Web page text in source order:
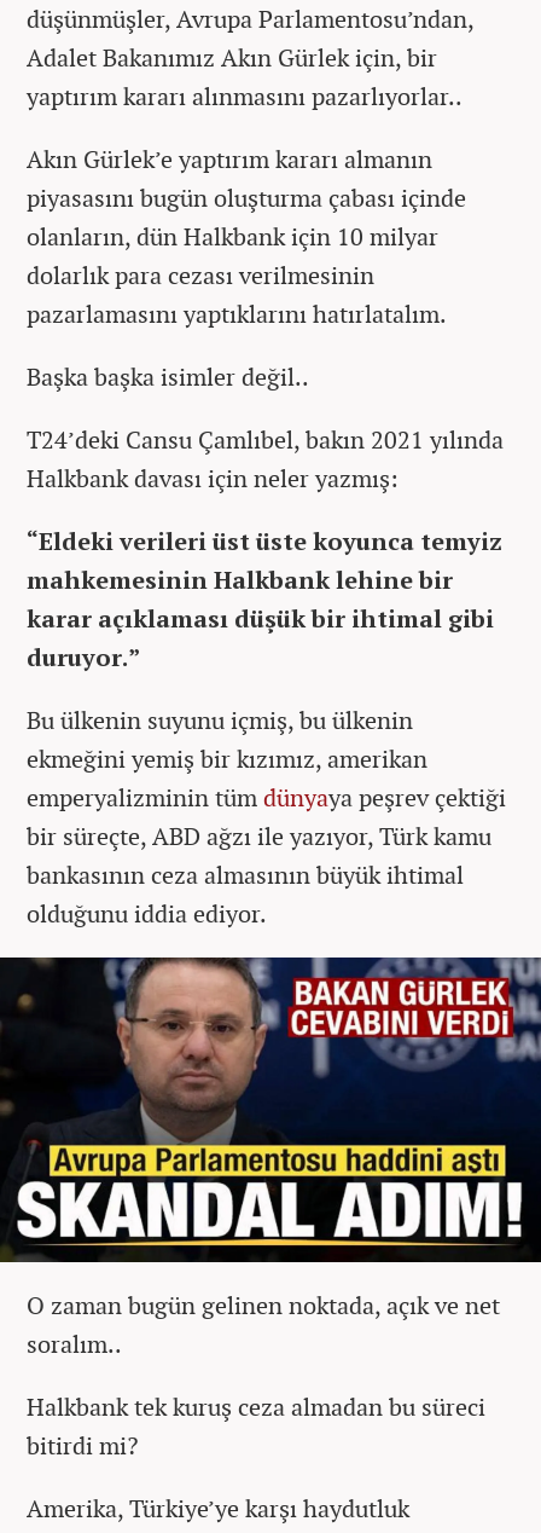
düşünmüşler, Avrupa Parlamentosu’ndan,
Adalet Bakanımız Akın Gürlek için, bir
yaptırım kararı alınmasını pazarlıyorlar..
Akın Gürlek’e yaptırım kararı almanın
piyasasını bugün oluşturma çabası içinde
olanların, dün Halkbank için 10 milyar
dolarlık para cezası verilmesinin
pazarlamasını yaptıklarını hatırlatalım.
Başka başka isimler değil..
T24’deki Cansu Çamlıbel, bakın 2021 yılında
Halkbank davası için neler yazmış:
“Eldeki verileri üst üste koyunca temyiz
mahkemesinin Halkbank lehine bir
karar açıklaması düşük bir ihtimal gibi
duruyor.”
Bu ülkenin suyunu içmiş, bu ülkenin
ekmeğini yemiş bir kızımız, amerikan
emperyalizminin tümdünyaya peşrev çektiği
bir süreçte, ABD ağzı ile yazıyor, Türk kamu
bankasının ceza almasının büyük ihtimal
olduğunu iddia ediyor.
O zaman bugün gelinen noktada, açık ve net
soralım..
Halkbank tek kuruş ceza almadan bu süreci
bitirdi mi?
Amerika, Türkiye’ye karşı haydutluk